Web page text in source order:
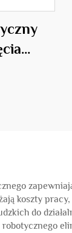
koszty
do